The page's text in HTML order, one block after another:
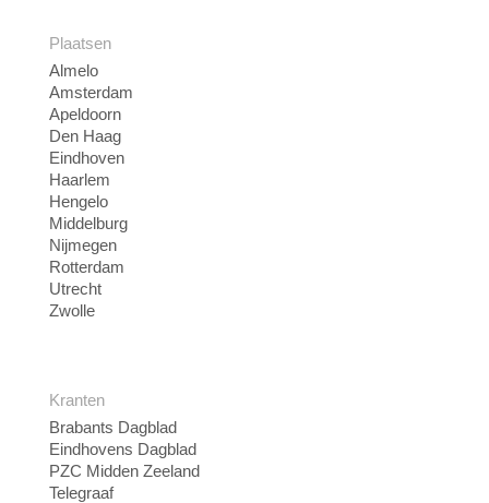
Plaatsen
Almelo
Amsterdam
Apeldoorn
Den Haag
Eindhoven
Haarlem
Hengelo
Middelburg
Nijmegen
Rotterdam
Utrecht
Zwolle
Kranten
Brabants Dagblad
Eindhovens Dagblad
PZC Midden Zeeland
Telegraaf